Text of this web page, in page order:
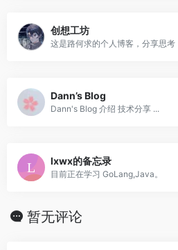
创想工坊
Dann’s Blog
Dann's Blog 介绍 技术分享 ...
lxwx的备忘录
目前正在学习 GoLang,Java。
暂无评论